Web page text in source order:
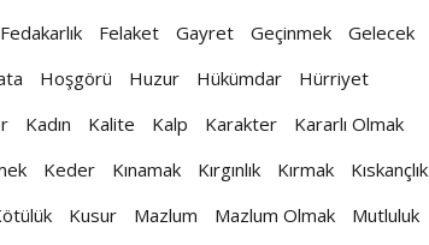
Fedakarlık Felaket Gayret Geçinmek
Gelecek
Hoşgörü Huzur Hükümdar
Hürriyet
Kadın Kalite Kalp Karakter
Kararlı Olmak
Keder Kınamak Kırgınlık Kırmak
Kıskançlık
Kusur Mazlum Mazlum Olmak
Mutluluk